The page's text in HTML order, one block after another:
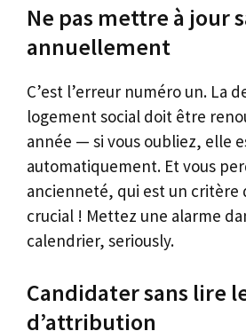
Ne pas mettre à jour
annuellement
C’est l’erreur numéro un. La
logement social doit être
année — si vous oubliez, elle
automatiquement. Et vous
ancienneté, qui est un critère
crucial ! Mettez une alarme
calendrier, seriously.
Candidater sans lire
d’attribution